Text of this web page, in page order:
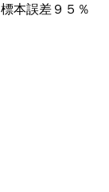
本誤差９５％